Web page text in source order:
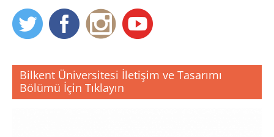
Bilkent Üniversitesi İletişim ve Tasarımı
Bölümü İçin Tıklayın